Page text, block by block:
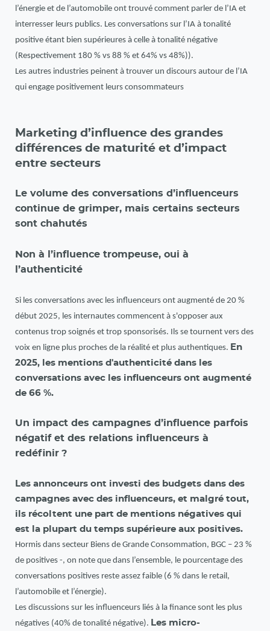
l’énergie et de l’automobile ont trouvé comment parler de l’IA et
interresser leurs publics. Les conversations sur l’IA à tonalité
positive étant bien supérieures à celle à tonalité négative
(Respectivement 180 % vs 88 % et 64% vs 48%)).
Les autres industries peinent à trouver un discours autour de l’IA
qui engage positivement leurs consommateurs
Marketing d’influence des grandes
différences de maturité et d’impact
entre secteurs
Le volume des conversations d’influenceurs
continue de grimper, mais certains secteurs
sont chahutés
Non à l’influence trompeuse, oui à
l’authenticité
Si les conversations avec les influenceurs ont augmenté de 20 %
début 2025, les internautes commencent à s'opposer aux
contenus trop soignés et trop sponsorisés. Ils se tournent vers des
voix en ligne plus proches de la réalité et plus authentiques. En
2025, les mentions d'authenticité dans les
conversations avec les influenceurs ont augmenté
de 66 %.
Un impact des campagnes d’influence parfois
négatif et des relations influenceurs à
redéfinir ?
Les annonceurs ont investi des budgets dans des
campagnes avec des influenceurs, et malgré tout,
ils récoltent une part de mentions négatives qui
est la plupart du temps supérieure aux positives.
Hormis dans secteur Biens de Grande Consommation, BGC – 23 %
de positives -, on note que dans l’ensemble, le pourcentage des
conversations positives reste assez faible (6 % dans le retail,
l’automobile et l’énergie).
Les discussions sur les influenceurs liés à la finance sont les plus
négatives (40% de tonalité négative). Les micro-